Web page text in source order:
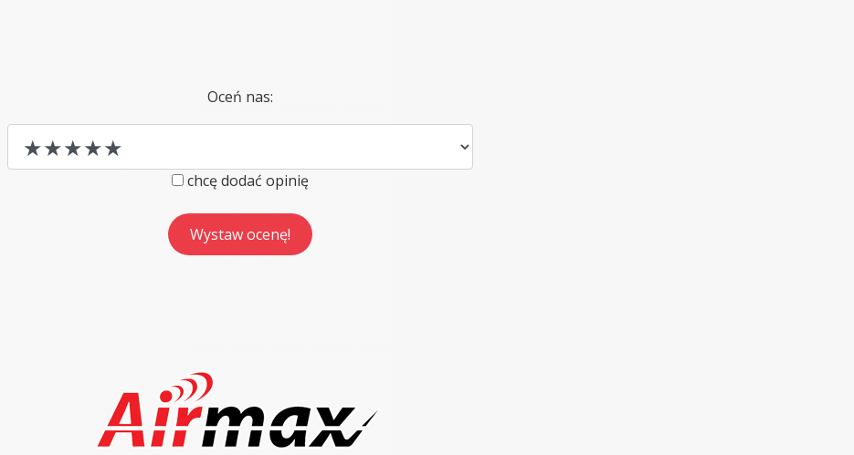
Oceń nas:
chcę dodać opinię